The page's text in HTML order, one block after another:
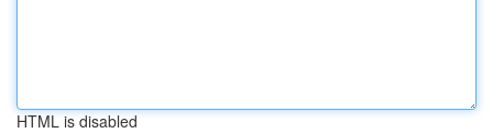
HTML is disabled